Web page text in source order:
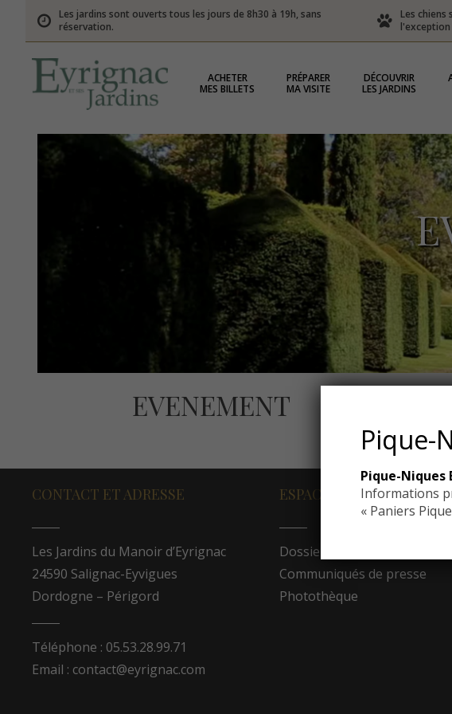
Les jardins sont ouverts tous les jours de 8h30 à 19h, sans
réservation.
Les chiens
l'exception
ACHETER
MES BILLETS
PRÉPARER
MA VISITE
DÉCOUVRIR
LES JARDINS
EVENEMENT
CONTACT ET ADRESSE
Les Jardins du Manoir d’Eyrignac
24590 Salignac-Eyvigues
Dordogne – Périgord
Téléphone : 05.53.28.99.71
Email : contact@eyrignac.com
ESPACE PRESSE
Dossier de presse
Communiqués de presse
Photothèque
Pique-
Pique-Niques
Informations
« Paniers